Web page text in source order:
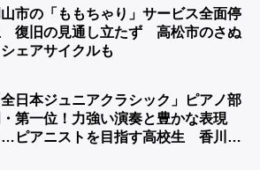
山市の「ももちゃり」サービス全面停
復旧の見通し立たず 高松市のさぬ
ェアサイクルも
全日本ジュニアクラシック」ピアノ部
・第一位！力強い演奏と豊かな表現
ピアニストを目指す高校生 香川